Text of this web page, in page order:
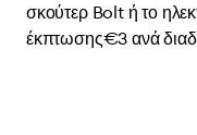
σκούτερ Bolt ή το
έκπτωσης€3 ανά